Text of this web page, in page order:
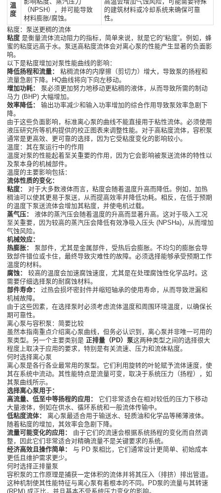
温
度
（NPSH），并可能导致
材料膨胀/腐蚀。
的建筑材料或冷却系统来确保可靠
性。
粘度：泵送更稠的流体
粘度 是衡量流体流动阻力的指标，简单来说，就是它的“粘度”。例如，蜂
蜜的粘度远高于水。泵送高粘度流体会对离心泵的性能产生显著的负面影
响。
以下是粘度增加对泵性能曲线的影响：
降低扬程和流量：
粘稠流体的内摩擦（剪切力）增大，导致泵的扬程和
流量急剧下降。HQ曲线将向下向左移动。
增加功耗：
泵必须更加努力地移动更粘稠的液体，从而导致所需的制动
马力 (BHP) 大幅增加。
效率降低：
输出功率减少和输入功率增加的综合作用导致泵效率急剧下
降。
由于这些负面影响，标准离心泵的曲线不能直接用于粘性流体。必须使用
液压研究所等机构提供的校正图表来调整性能。对于高粘度流体，容积泵
通常是更高效、更可靠的选择，因为它受粘度变化的影响较小。
温度：其在泵运行中的作用
温度对泵的性能起着至关重要的作用，因为它会影响被泵送流体的特性以
及泵本身的机械部件。
温度的主要影响包括：
流体性质的变化：
粘度：
对于大多数液体而言，粘度会随着温度升高而降低。例如，加热
稠油可以使其更易于泵送，从而提高效率并降低功耗。相反，在低于预期
的温度下泵送流体会增加其粘度，并使电机过载。
蒸气压：
液体的蒸汽压会随着温度的升高而显著升高。这对于吸入工况
至关重要，因为较高的蒸汽压会降低有效净吸入压头 (NPSHa)，从而增加
气蚀风险。
机械效应：
热膨胀：
泵部件，尤其是金属部件，受热后会膨胀。不均匀的膨胀会导
致部件错位或卡住，最终导致灾难性的故障。必须选择能够承受预期工作
温度的材料。
腐蚀：
较高的温度会加速腐蚀速度，尤其是在处理腐蚀性化学品时。这
需要仔细选择泵的耐腐蚀材料。
部件寿命：
过热会损坏密封件并缩短轴承的使用寿命，从而导致泄漏和
机械故障。
由于这些因素，在选择泵时必须考虑流体温度和周围环境温度，以确保长
期可靠性。
离心泵与容积泵：简要比较
虽然本指南重点介绍离心泵曲线，但务必认识到，离心泵并非唯一可用的
泵类型。另一个主要类别是正排量（PD）泵这两种类型之间的选择很大
程度上取决于应用的要求，特别是有关流速、压力和流体粘度。
何时选择离心泵
离心泵是各行各业最常用的泵型。它们利用旋转的叶轮赋予流体速度，使
其在系统中流动。其性能特点是流量可变，取决于系统压力（扬程），如
其泵曲线所示。
选择离心泵用于：
高流量、低至中等扬程的应用：
它们非常适合在相对较低的压力下移动
大量液体，例如在供水、循环系统和一般流体传输中。
低粘度流体：
离心泵最适合用于输送水、轻质油和化学品等稀薄液体。
随着粘度的增加，其效率会急剧下降。
流量可能变化的应用：
由于它们的流速会根据系统扬程的变化而自然调
整，因此它们非常适合对精确流量不是关键要求的系统。
经济高效且操作简单：
与 PD 泵相比，它们通常设计更简单、初始成本
更低且维护需求更少。
何时选择正排量泵
容积泵的工作原理是捕获一定体积的流体并将其压入（排挤）排出管道。
这种机制使其性能特征与离心泵有着根本的不同。PD泵的流量与其转速
(RPM) 成正比，并且基本不受系统压力变化的影响。